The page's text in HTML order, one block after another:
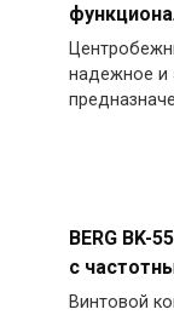
надежное и
BERG BK-
с
Винтовой